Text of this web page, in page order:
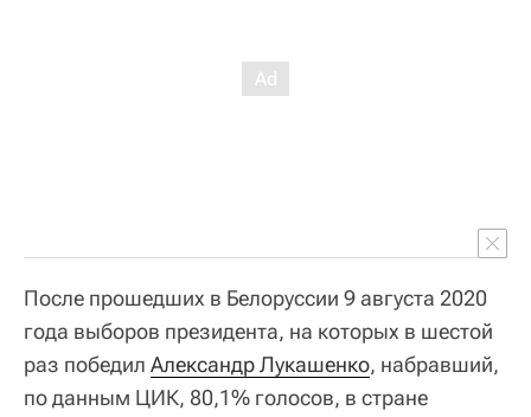
После прошедших в Белоруссии 9 августа 2020
года выборов президента, на которых в шестой
раз победил Александр Лукашенко, набравший,
по данным ЦИК, 80,1% голосов, в стране